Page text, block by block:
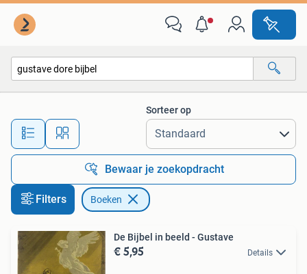
Alle afstanden…
Sorteer op
Bewaar je zoekopdracht
Filters Boeken
De Bijbel in beeld - Gustave
€ 5,95 Details